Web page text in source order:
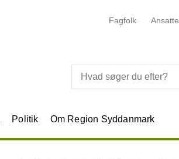
Fagfolk Ansatte
Politik Om Region Syddanmark